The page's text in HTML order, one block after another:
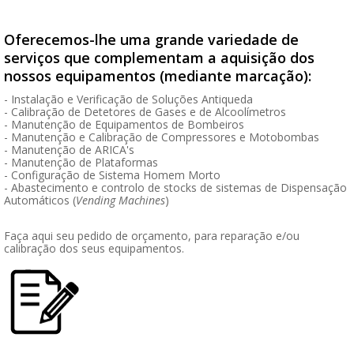
Oferecemos-lhe uma grande variedade de
serviços que complementam a aquisição dos
nossos equipamentos (mediante marcação):
- Instalação e Verificação de Soluções Antiqueda
- Calibração de Detetores de Gases e de Alcoolímetros
- Manutenção de Equipamentos de Bombeiros
- Manutenção e Calibração de Compressores e Motobombas
- Manutenção de ARICA's
- Manutenção de Plataformas
- Configuração de Sistema Homem Morto
- Abastecimento e controlo de stocks de sistemas de Dispensação
Automáticos (Vending Machines)
Faça aqui seu pedido de orçamento, para reparação e/ou
calibração dos seus equipamentos.